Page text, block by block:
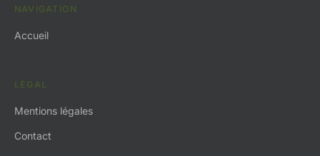
NAVIGATION
Accueil
LÉGAL
Mentions légales
Contact